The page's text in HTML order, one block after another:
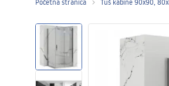
Tuš vrata
Tuš kade
Početna stranica Tuš kabine 90x90,